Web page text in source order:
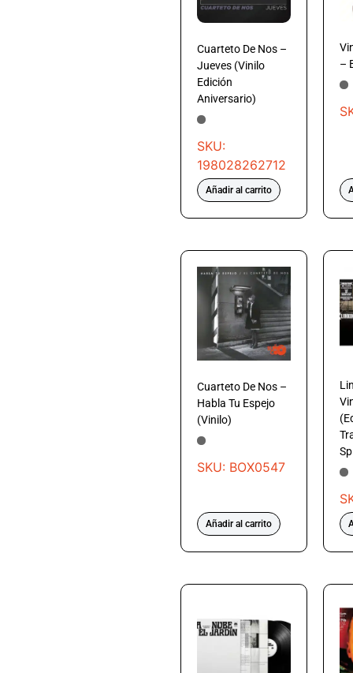
Cuarteto De Nos –
Jueves (Vinilo
Edición
Aniversario)
SKU:
198028262712
Añadir al carrito
–
Cuarteto De Nos –
Habla Tu Espejo
(Vinilo)
SKU: BOX0547
Añadir al carrito